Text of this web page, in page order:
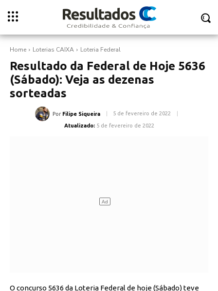
Home Loterias CAIXA Loteria Federal
Resultado da Federal de Hoje 5636
(Sábado): Veja as dezenas
sorteadas
Por Filipe Siqueira 5 de fevereiro de 2022
Atualizado: 5 de fevereiro de 2022
O concurso 5636 da Loteria Federal de hoje (Sábado) teve